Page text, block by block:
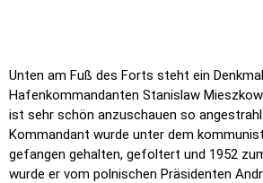
Unten am Fuß des Forts steht ein
Hafenkommandanten Stanislaw
ist sehr schön anzuschauen so
Kommandant wurde unter dem
gefangen gehalten, gefoltert und 1952
wurde er vom polnischen Präsidenten